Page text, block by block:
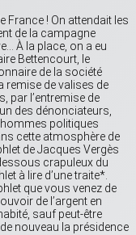
France ! On attendait les
de la campagne
À la place, on a eu
Bettencourt, le
de la société
remise de valises de
par l’entremise de
des dénonciateurs,
politiques
cette atmosphère de
de Jacques Vergès
crapuleux du
à lire d’une traite*.
que vous venez de
de l’argent en
sauf peut-être
nouveau la présidence